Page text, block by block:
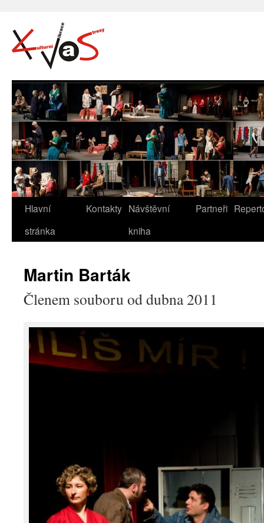
Hlavní
stránka
Kontakty Návštěvní
kniha
Partneři
Martin Barták
Členem souboru od dubna 2011